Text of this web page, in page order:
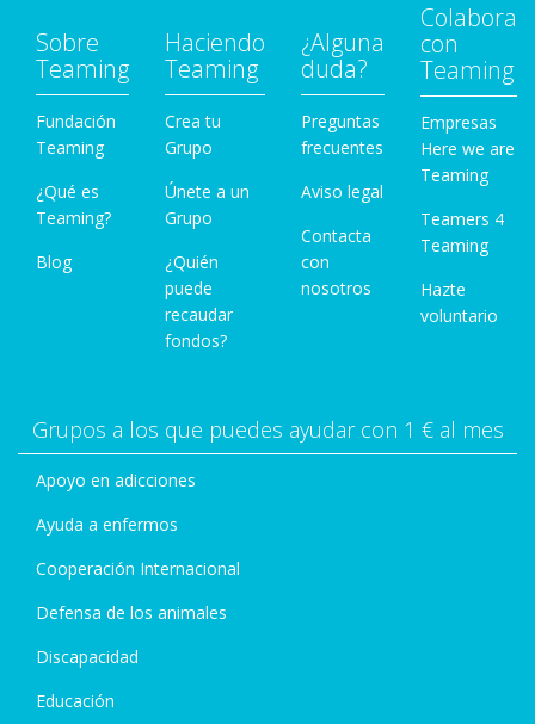
Sobre
Teaming
Fundación
Teaming
¿Qué es
Teaming?
Blog
Haciendo
Teaming
Crea tu
Grupo
Únete a un
Grupo
¿Quién
puede
recaudar
fondos?
¿Alguna
duda?
Preguntas
frecuentes
Aviso legal
Contacta
con
nosotros
Colabora
con
Teaming
Empresas
Here we are
Teaming
Teamers 4
Teaming
Hazte
voluntario
Grupos a los que puedes ayudar con 1 € al mes
Apoyo en adicciones
Ayuda a enfermos
Cooperación Internacional
Defensa de los animales
Discapacidad
Educación